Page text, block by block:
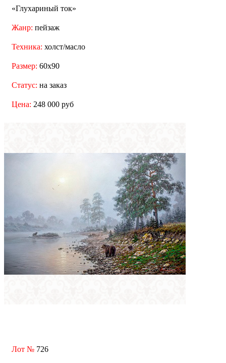
«Глухариный ток»
Жанр: пейзаж
Техника: холст/масло
Размер: 60x90
Статус: на заказ
Цена: 248 000 руб
Лот № 726